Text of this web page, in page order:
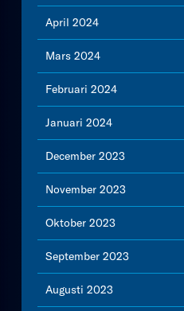
April 2024
Mars 2024
Februari 2024
Januari 2024
December 2023
November 2023
Oktober 2023
September 2023
Augusti 2023